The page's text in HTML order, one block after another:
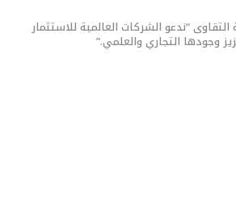
“ندعو الشركات العالمية للاستثمار
وجودها التجاري والعلمي.”